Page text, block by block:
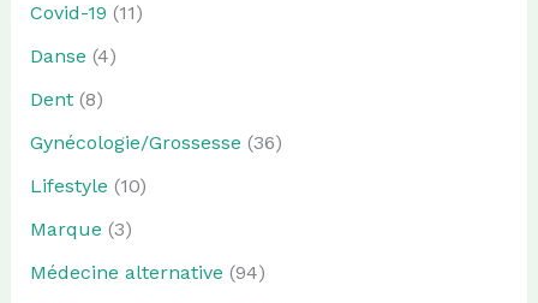
Covid-19 (11)
Danse (4)
Dent(8)
Gynécologie/Grossesse (36)
Lifestyle (10)
Marque (3)
Médecine alternative (94)